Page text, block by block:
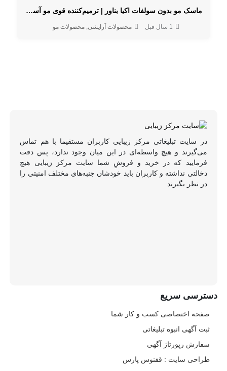
ماسک مو بدون سولفات اکیا بناور | ترمیم‌کننده قوی مو آسیب‌دیده
1 سال قبل محصولات آرایشی محصولات مو
در سایت تبلیغاتی مرکز زیبایی کاربران مستقیما با هم تماس
می‌گیرند و هیچ واسطه‌ای در این میان وجود ندارد، پس دقت
فرمایید که در خرید و فروشِ شما سایت مرکز زیبایی هیچ
دخالتی نداشته و کاربران باید خودشان جنبه‌های مختلف امنیتی را
در نظر بگیرند.
دسترسی سریع
صفحه اختصاصی کسب و کار شما
ثبت آگهی انبوه تبلیغاتی
سفارش رپورتاژ آگهی
طراحی سایت : ققنوس پارس